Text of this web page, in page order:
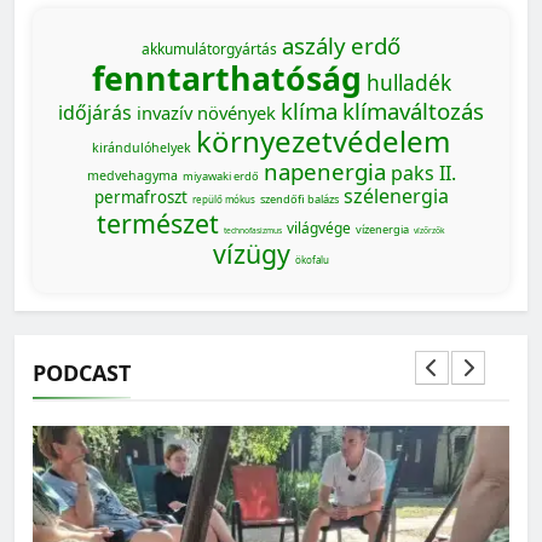
akkumulátorgyártás aszály erdő
fenntarthatóság hulladék
időjárás invazív növények klíma klímaváltozás
kirándulóhelyek környezetvédelem
medvehagyma miyawaki erdő napenergia paks II.
permafroszt repülő mókus szendőfi balázs szélenergia
természet technofasizmus világvége vízenergia vízőrzők
vízügy ökofalu
PODCAST
MAGYARORSZÁG SZÁMOKBAN